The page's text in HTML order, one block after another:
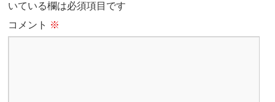
いている欄は必須項目です
コメント ※